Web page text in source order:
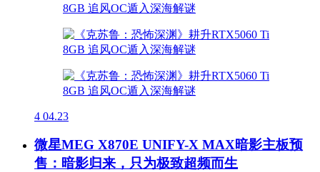
4 04.23
微星MEG X870E UNIFY-X MAX暗影主板预
售：暗影归来，只为极致超频而生